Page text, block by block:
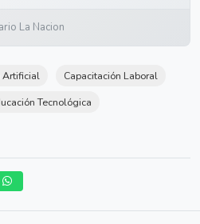
La Nacion
Artificial
Capacitación Laboral
Tecnológica